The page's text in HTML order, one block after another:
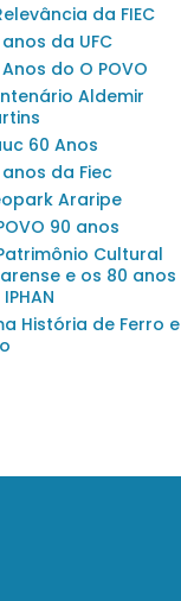
da FIEC
da UFC
do O POVO
Aldemir
60 Anos
da Fiec
Araripe
90 anos
Cultural
e os 80 anos
História de Ferro e